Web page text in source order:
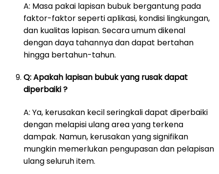
A: Masa pakai lapisan bubuk bergantung pada
faktor-faktor seperti aplikasi, kondisi lingkungan,
dan kualitas lapisan. Secara umum dikenal
dengan daya tahannya dan dapat bertahan
hingga bertahun-tahun.
Q: Apakah lapisan bubuk yang rusak dapat
diperbaiki ?
A: Ya, kerusakan kecil seringkali dapat diperbaiki
dengan melapisi ulang area yang terkena
dampak. Namun, kerusakan yang signifikan
mungkin memerlukan pengupasan dan pelapisan
ulang seluruh item.